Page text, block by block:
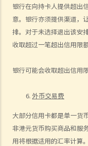
银行在向持卡人提供超出
意。银行亦须提供渠道，
排。对于未选择退出该安
收取超过一笔超出信用限额
银行可能会收取超出信用
外币交易费
大部分信用卡都是单一货
非港元货币购买商品和服
用将根据适用的汇率计算。
7. 偿还贷款
8. 违约—贷款人何时可以
付款项？
2. 透支
A. 发卡机构、持卡人及商户
B. 信贷额度
C. 利息、财务费用和其他
D. 还款